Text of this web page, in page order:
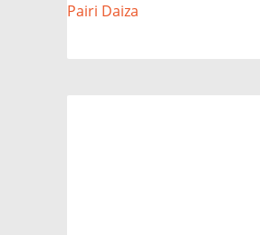
Pairi Daiza